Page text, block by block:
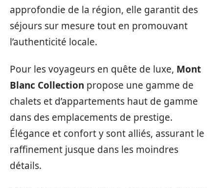
approfondie de la région, elle garantit des
séjours sur mesure tout en promouvant
l’authenticité locale.
Pour les voyageurs en quête de luxe, Mont
Blanc Collection propose une gamme de
chalets et d’appartements haut de gamme
dans des emplacements de prestige.
Élégance et confort y sont alliés, assurant le
raffinement jusque dans les moindres
détails.